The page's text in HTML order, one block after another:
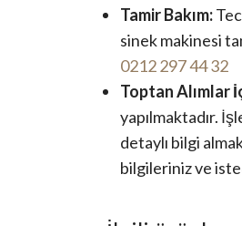
Tamir Bakım:
sinek makinesi
0212 297 44 32
Toptan Alımlar
yapılmaktadır.
detaylı bilgi
bilgileriniz ve